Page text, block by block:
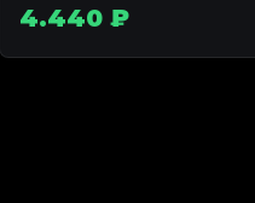
упражнению
4.440 ₽